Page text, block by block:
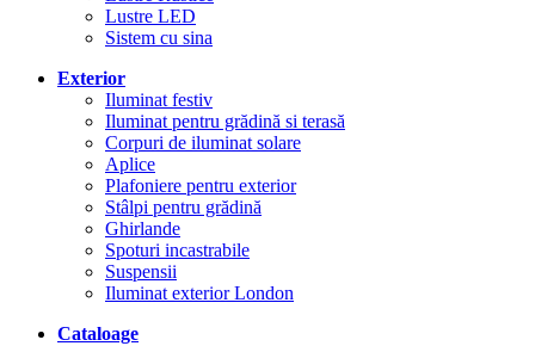
Lustre LED
Sistem cu sina
Exterior
Iluminat festiv
Iluminat pentru grădină si terasă
Corpuri de iluminat solare
Aplice
Plafoniere pentru exterior
Stâlpi pentru grădină
Ghirlande
Spoturi incastrabile
Suspensii
Iluminat exterior London
Cataloage